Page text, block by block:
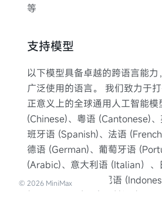
等
支持模型
以下模型具备卓越的跨语言能
广泛使用的语言。 我们致力于
正意义上的全球通用人工智能模
(Chinese)、粤语 (Cantonese)
班牙语 (Spanish)、法语
德语 (German)、葡萄牙语
(Arabic)、意大利语 (Italian）、
韩语 (Korean)、印尼语
© 2026 MiniMax